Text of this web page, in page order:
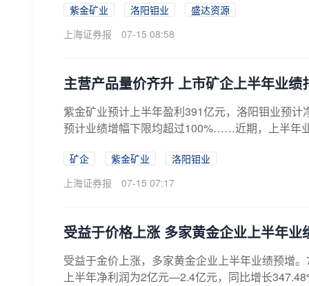
紫金矿业 洛阳钼业
盛达资源
上海证券报
07-15 08:58
主营产品量价齐升 上市矿企上半年业绩
紫金矿业预计上半年盈利391亿元，洛阳钼业预
预计业绩增幅下限均超过100%……近期，上半年
矿企 紫金矿业
洛阳钼业
上海证券报
07-15 07:17
受益于价格上涨 多家黄金企业上半年业
受益于金价上涨，多家黄金企业上半年业绩预增
上半年净利润为2亿元—2.4亿元，同比增长